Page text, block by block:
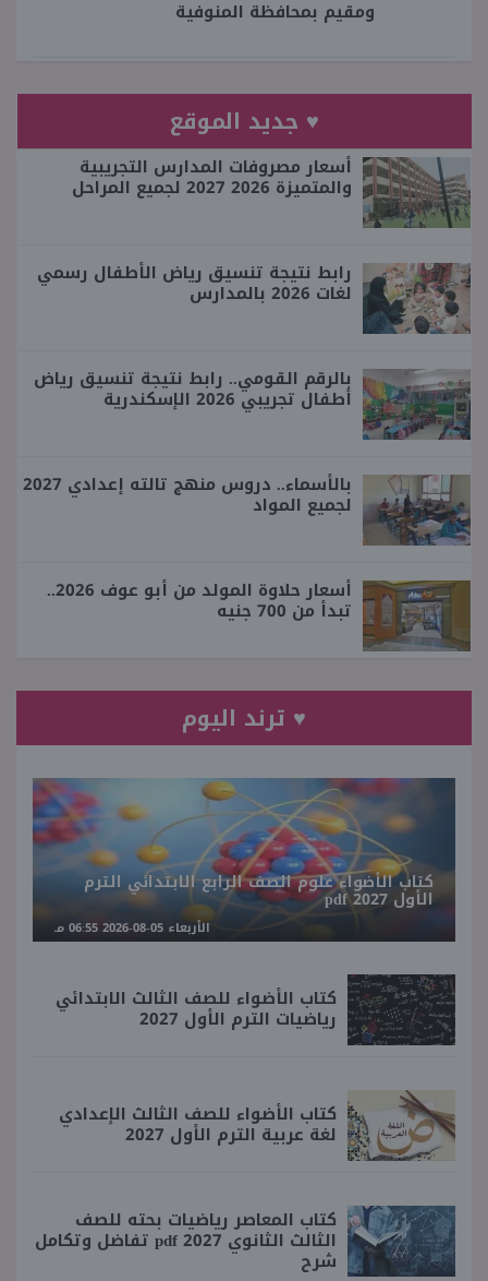
ومقيم بمحافظة المنوفية
♥ جديد الموقع
أسعار مصروفات المدارس التجريبية
والمتميزة 2026 2027 لجميع المراحل
رابط نتيجة تنسيق رياض الأطفال رسمي
لغات 2026 بالمدارس
بالرقم القومي.. رابط نتيجة تنسيق رياض
أطفال تجريبي 2026 الإسكندرية
بالأسماء.. دروس منهج تالته إعدادي 2027
لجميع المواد
أسعار حلاوة المولد من أبو عوف 2026..
تبدأ من 700 جنيه
♥ ترند اليوم
كتاب الأضواء علوم الصف الرابع الابتدائي الترم
الأول 2027 pdf
الأربعاء 05-08-2026 06:55 مـ
كتاب الأضواء للصف الثالث الابتدائي
رياضيات الترم الأول 2027
كتاب الأضواء للصف الثالث الإعدادي
لغة عربية الترم الأول 2027
كتاب المعاصر رياضيات بحته للصف
الثالث الثانوي 2027 pdf تفاضل وتكامل
شرح